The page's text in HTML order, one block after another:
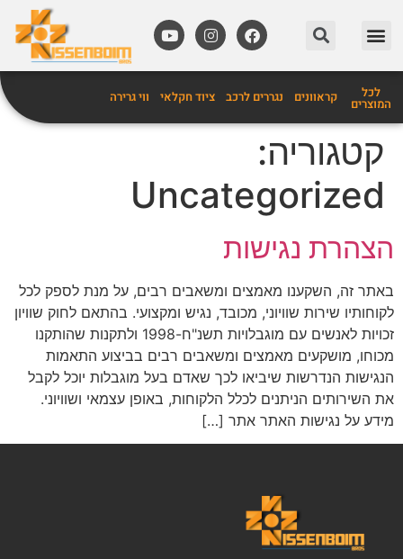
לכל
המוצרים קראוונים נגררים לרכב ציוד חקלאי ווי גרירה
קטגוריה:
Uncategorized
הצהרת נגישות
באתר זה, השקענו מאמצים ומשאבים רבים, על מנת לספק לכל
לקוחותיו שירות שוויוני, מכובד, נגיש ומקצועי. בהתאם לחוק שוויון
זכויות לאנשים עם מוגבלויות תשנ"ח-1998 ולתקנות שהותקנו
מכוחו, מושקעים מאמצים ומשאבים רבים בביצוע התאמות
הנגישות הנדרשות שיביאו לכך שאדם בעל מוגבלות יוכל לקבל
את השירותים הניתנים לכלל הלקוחות, באופן עצמאי ושוויוני.
מידע על נגישות האתר אתר […]